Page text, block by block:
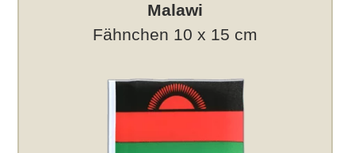
Malawi
Fähnchen 10 x 15 cm